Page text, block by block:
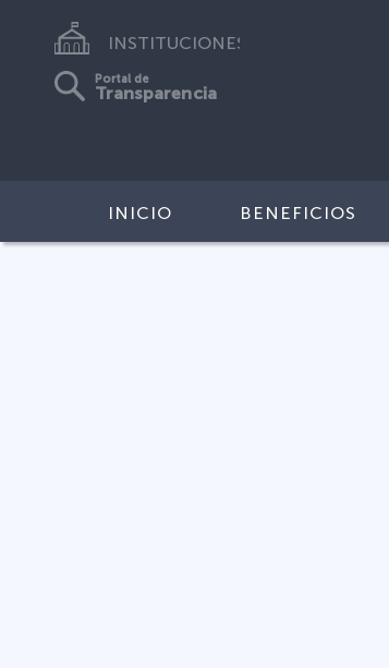
INSTITUCIONES
Portal de
Transparencia
INICIO BENEFICIOS